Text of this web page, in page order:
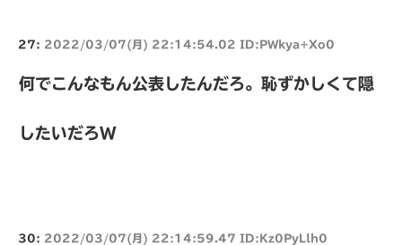
27: 2022/03/07(月) 22:14:54.02 ID:PWkya+Xo0
何でこんなもん公表したんだろ。恥ずかしくて隠
したいだろW
30: 2022/03/07(月) 22:14:59.47 ID:Kz0PyLlh0